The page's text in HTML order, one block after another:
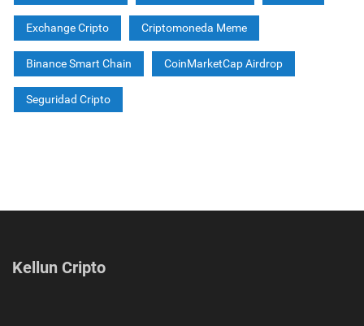
Exchange Cripto Criptomoneda Meme
Binance Smart Chain CoinMarketCap Airdrop
Seguridad Cripto
Kellun Cripto